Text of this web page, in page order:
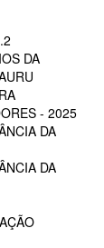
DA
- 2025
DA
DA